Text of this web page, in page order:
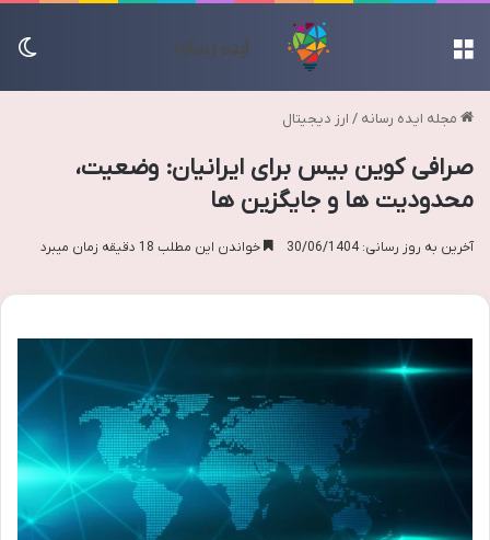
مجله ایده رسانه / ارز دیجیتال
صرافی کوین بیس برای ایرانیان: وضعیت،
محدودیت ها و جایگزین ها
آخرین به روز رسانی: 30/06/1404 خواندن این مطلب 18 دقیقه زمان میبرد